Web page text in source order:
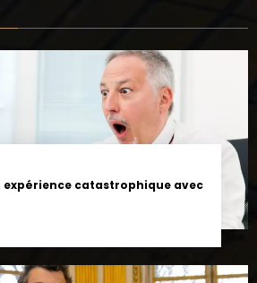
expérience catastrophique avec